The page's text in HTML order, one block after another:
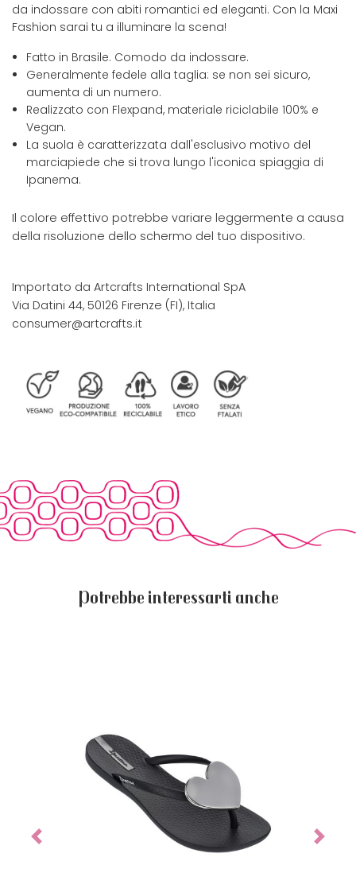
da indossare con abiti romantici ed eleganti. Con la Maxi
Fashion sarai tu a illuminare la scena!
Fatto in Brasile. Comodo da indossare.
Generalmente fedele alla taglia: se non sei sicuro,
aumenta di un numero.
Realizzato con Flexpand, materiale riciclabile 100% e
Vegan.
La suola è caratterizzata dall'esclusivo motivo del
marciapiede che si trova lungo l'iconica spiaggia di
Ipanema.
Il colore effettivo potrebbe variare leggermente a causa
della risoluzione dello schermo del tuo dispositivo.
Importato da Artcrafts International SpA
Via Datini 44, 50126 Firenze (FI), Italia
consumer@artcrafts.it
Potrebbe interessarti anche
Previous Next